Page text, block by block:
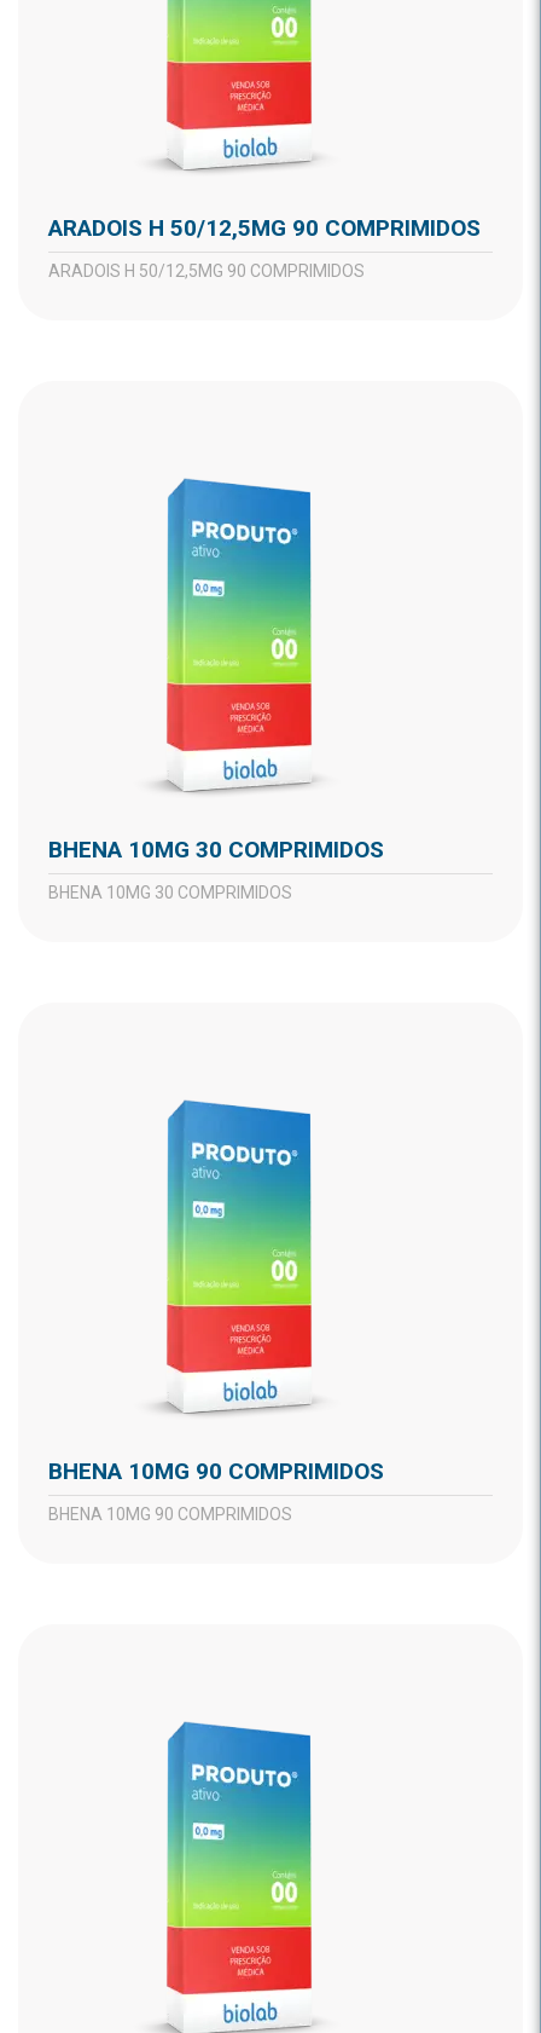
ARADOIS H 50/12,5MG 90 COMPRIMIDOS
ARADOIS H 50/12,5MG 90 COMPRIMIDOS
BHENA 10MG 30 COMPRIMIDOS
BHENA 10MG 30 COMPRIMIDOS
BHENA 10MG 90 COMPRIMIDOS
BHENA 10MG 90 COMPRIMIDOS